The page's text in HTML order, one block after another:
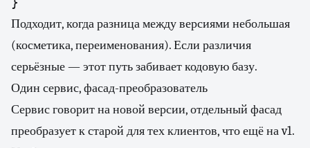
Подходит, когда разница между версиями небольшая
(косметика, переименования). Если различия
серьёзные — этот путь забивает кодовую базу.
Один сервис, фасад-преобразователь
Сервис говорит на новой версии, отдельный фасад
преобразует к старой для тех клиентов, что ещё на v1.